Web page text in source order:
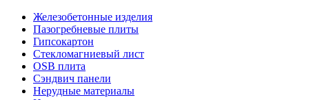
Железобетонные изделия
Пазогребневые плиты
Гипсокартон
Стекломагниевый лист
OSB плита
Сэндвич панели
Нерудные материалы